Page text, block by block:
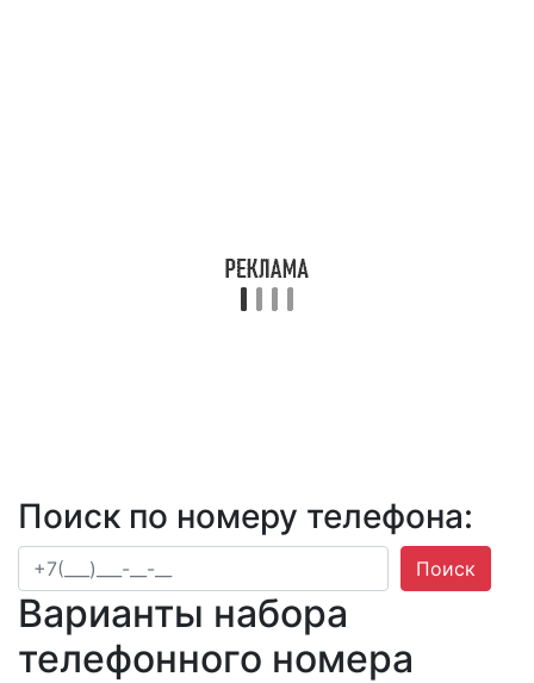
Поиск по номеру телефона:
Поиск
Варианты набора
телефонного номера